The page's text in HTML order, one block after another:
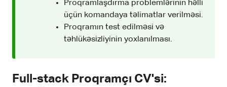
Proqramlaşdırma problemlərinin həlli
üçün komandaya təlimatlar verilməsi.
Proqramın test edilməsi və
təhlükəsizliyinin yoxlanılması.
Full-stack Proqramçı CV'si: